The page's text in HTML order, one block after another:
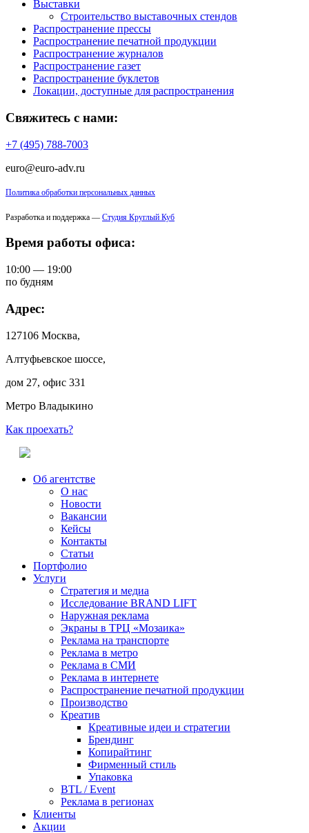
Выставки
Строительство выставочных стендов
Распространение прессы
Распространение печатной продукции
Распространение журналов
Распространение газет
Распространение буклетов
Локации, доступные для распространения
Свяжитесь с нами:
+7 (495) 788-7003
euro@euro-adv.ru
Политика обработки персональных данных
Разработка и поддержка — Студия Круглый Куб
Время работы офиса:
10:00 — 19:00
по будням
Адрес:
127106 Москва,
Алтуфьевское шоссе,
дом 27, офис 331
Метро Владыкино
Как проехать?
Об агентстве
О нас
Новости
Вакансии
Кейсы
Контакты
Статьи
Портфолио
Услуги
Стратегия и медиа
Исследование BRAND LIFT
Наружная реклама
Экраны в ТРЦ «Мозаика»
Реклама на транспорте
Реклама в метро
Реклама в СМИ
Реклама в интернете
Распространение печатной продукции
Производство
Креатив
Креативные идеи и стратегии
Брендинг
Копирайтинг
Фирменный стиль
Упаковка
BTL / Event
Реклама в регионах
Клиенты
Акции